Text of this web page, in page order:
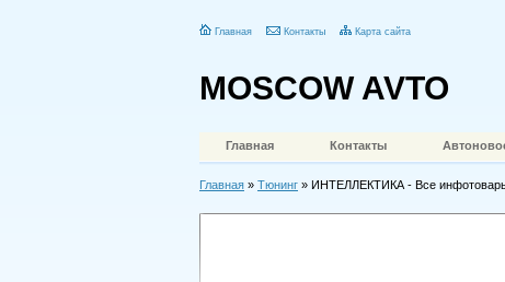
Главная Контакты Карта сайта
MOSCOW AVTO
Главная Контакты
Главная » Тюнинг » ИНТЕЛЛЕКТИКА - Все